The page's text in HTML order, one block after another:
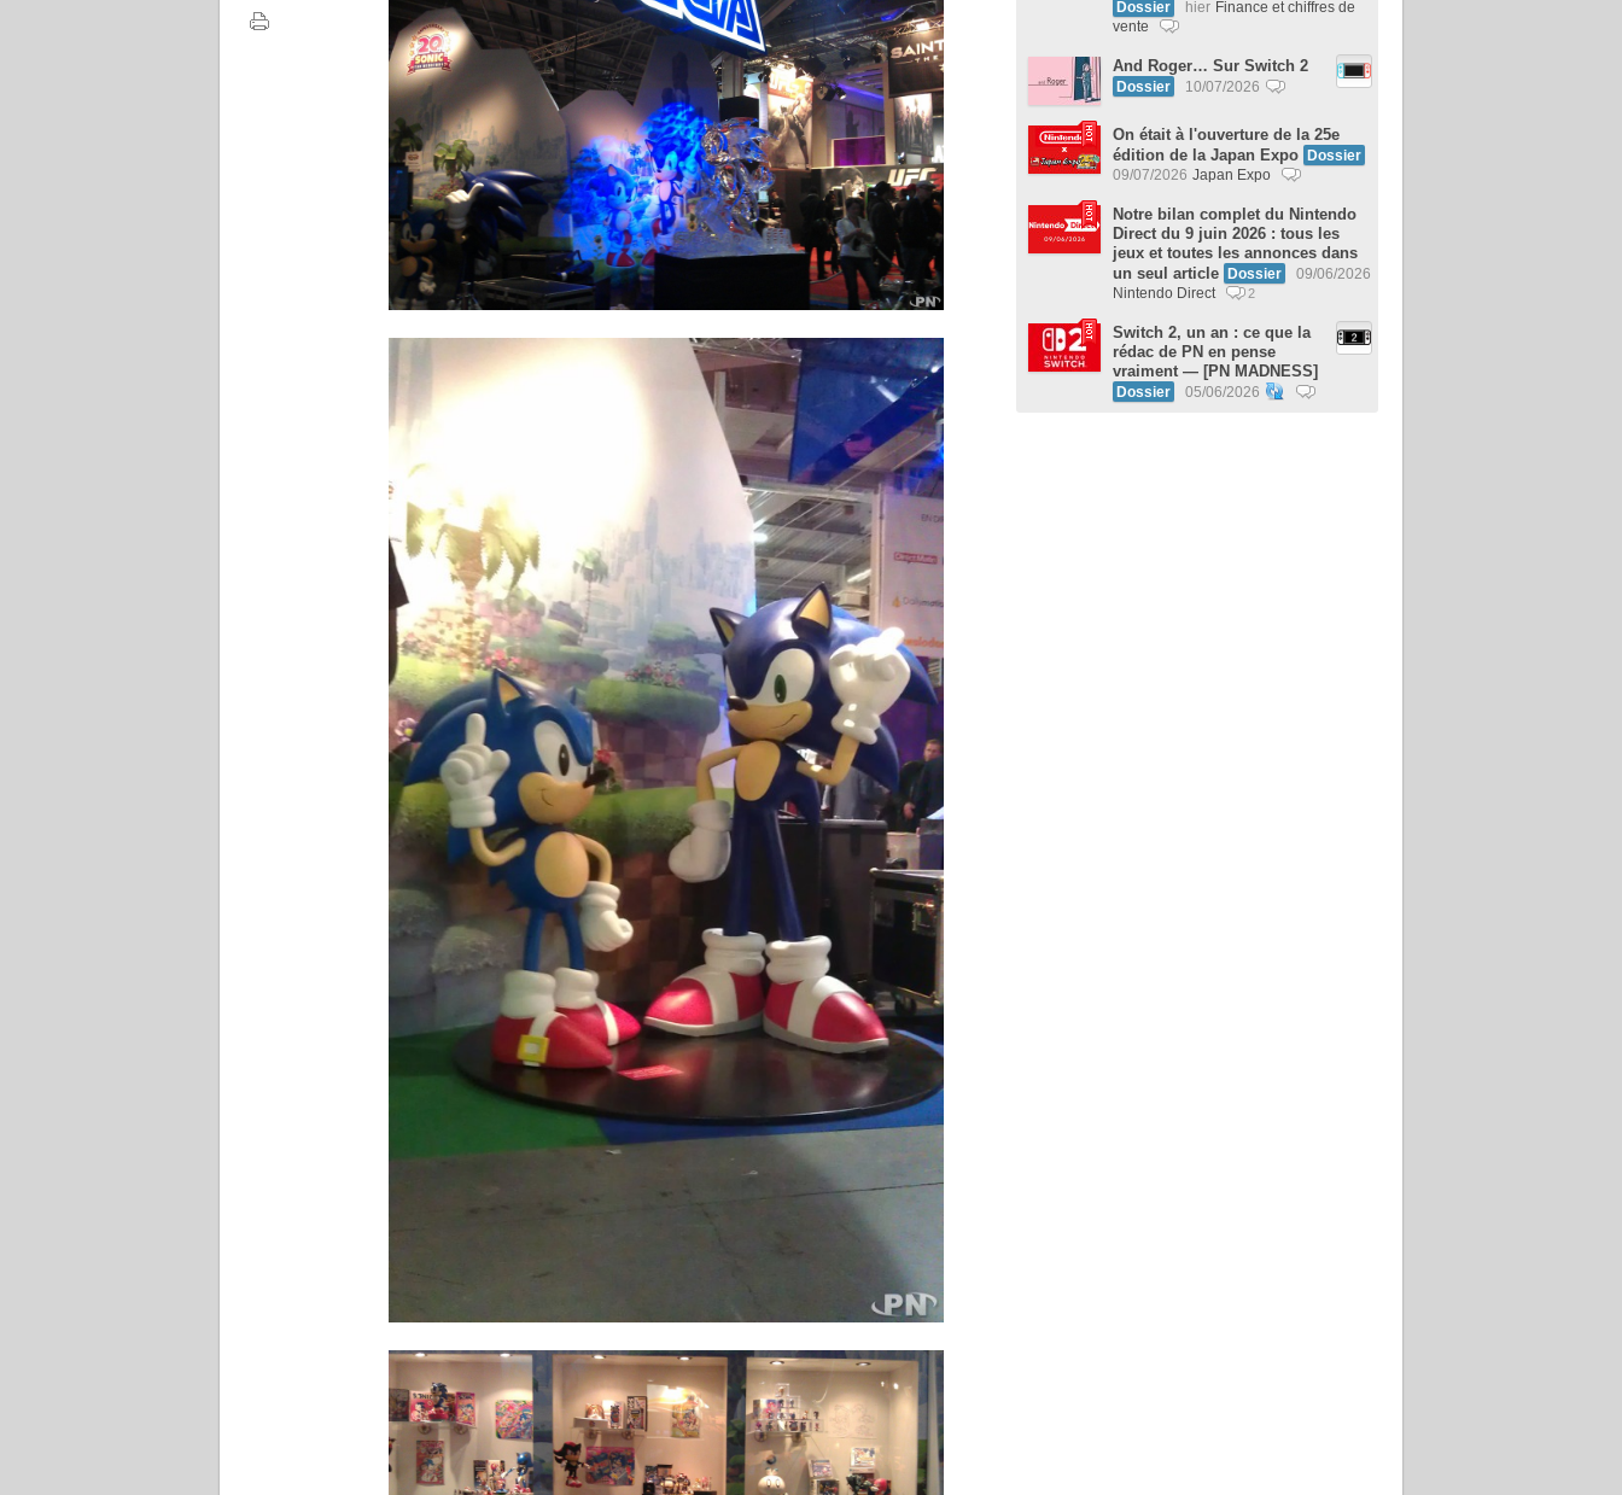
Dossier hier Finance et chiffres de
vente
And Roger… Sur Switch 2
Dossier 10/07/2026
On était à l'ouverture de la 25e
édition de la Japan Expo Dossier
09/07/2026 Japan Expo
Notre bilan complet du Nintendo
Direct du 9 juin 2026 : tous les
jeux et toutes les annonces dans
un seul article Dossier
09/06/2026
Nintendo Direct
2
Switch 2, un an : ce que la
rédac de PN en pense
vraiment — [PN MADNESS]
Dossier 05/06/2026